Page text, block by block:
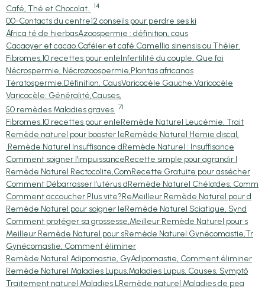
Café, Thé et Chocolat.
14
00-Contacts du centre12 conseils pour perdre ses ki
África té de hierbasAzoospermie : définition, caus
Cacaoyer et cacao.Caféier et café.Camellia sinensis ou Théier.
Fibromes,10 recettes pour enleInfertilité du couple, Que fai
Nécrospermie, Nécrozoospermie,Plantas africanas
Tératospermie,Définition, CausVaricocèle Gauche,Varicocèle
Varicocèle: Généralité,Causes,
50 remèdes Maladies graves 71
Fibromes,10 recettes pour enleRemède Naturel Leucémie, Trait
Remède naturel pour booster leRemède Naturel Hernie discal,
Remède Naturel Insuffisance dRemède Naturel : Insuffisance
Comment soigner l'impuissanceRecette simple pour agrandir l
Remède Naturel Rectocolite,ComRecette Gratuite pour assécher
Comment Débarrasser l'utérus dRemède Naturel Chéloïdes, Comm
Comment accoucher Plus vite?ReMeilleur Remède Naturel pour d
Remède Naturel pour soigner leRemède Naturel Sciatique, Synd
Comment protéger sa grossesse,Meilleur Remède Naturel pour s
Meilleur Remède Naturel pour sRemède Naturel Gynécomastie,Tr
Gynécomastie, Comment éliminer
Remède Naturel Adipomastie, GyAdipomastie, Comment éliminer
Remède Naturel Maladies Lupus,Maladies Lupus, Causes, Symptô
Traitement naturel Maladies LRemède naturel Maladies de pea